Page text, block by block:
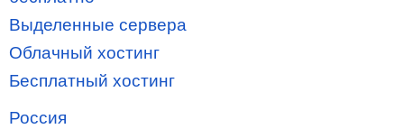
Выделенные сервера
Облачный хостинг
Бесплатный хостинг
Россия